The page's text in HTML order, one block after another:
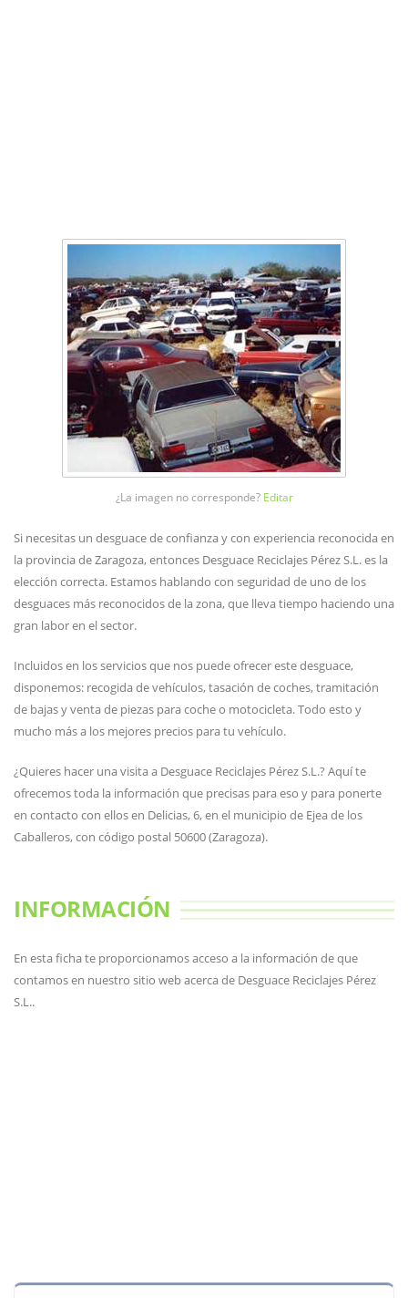
¿La imagen no corresponde? Editar
Si necesitas un desguace de confianza y con experiencia reconocida en
la provincia de Zaragoza, entonces Desguace Reciclajes Pérez S.L. es la
elección correcta. Estamos hablando con seguridad de uno de los
desguaces más reconocidos de la zona, que lleva tiempo haciendo una
gran labor en el sector.
Incluidos en los servicios que nos puede ofrecer este desguace,
disponemos: recogida de vehículos, tasación de coches, tramitación
de bajas y venta de piezas para coche o motocicleta. Todo esto y
mucho más a los mejores precios para tu vehículo.
¿Quieres hacer una visita a Desguace Reciclajes Pérez S.L.? Aquí te
ofrecemos toda la información que precisas para eso y para ponerte
en contacto con ellos en Delicias, 6, en el municipio de Ejea de los
Caballeros, con código postal 50600 (Zaragoza).
INFORMACIÓN
En esta ficha te proporcionamos acceso a la información de que
contamos en nuestro sitio web acerca de Desguace Reciclajes Pérez
S.L..